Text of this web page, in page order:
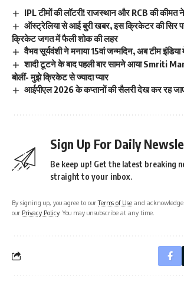
IPL टीमों की लॉटरी! राजस्थान और RCB की कीमत ने
ऑस्ट्रेलिया से आई बुरी खबर, इस क्रिकेटर की सिर
क्रिकेट जगत में फैली शोक की लहर
वैभव सूर्यवंशी ने मनाया 15वां जन्मदिन, अब टीम
शादी टूटने के बाद पहली बार सामने आया Smriti
बोलीं- मुझे क्रिकेट से ज्यादा प्यार
आईपीएल 2026 के कप्तानों की सैलरी देख कर रह
Sign Up For Daily
Be keep up! Get the latest breaking
straight to your inbox.
By signing up, you agree to ourTerms of Use and
our Privacy Policy. You may unsubscribe at any time.